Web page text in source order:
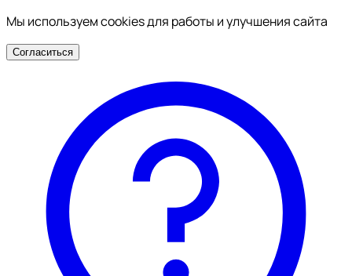
Мы используем cookies для работы и улучшения сайта
Согласиться